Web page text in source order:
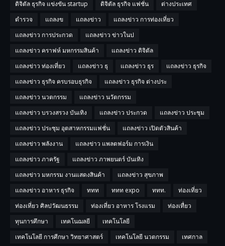
ดิจิตัล ธุรกิจ แข่งขัน startup
ดิจิตัล ธุรกิจ แฟชั่น
ต่างประเทศ
ตำรวจ
แถลงข แถลงข่าว
แถลงข่าว การท่องเที่ยว
แถลงข่าว การประกวด
แถลงข่าว ข่าวในป
แถลงข่าว คราฟห์ มหกรรมสินค้า
แถลงข่าว ดิจิตัล
แถลงข่าว ท่องเที่ยว
แถลงข่าว ธุ แถลงข่าว ธุร
แถลงข่าว ธุรกิจ
แถลงข่าว ธุรกิจ ครบรอบธุรกิจ
แถลงข่าว ธุรกิจ ต่างประ
แถลงข่าว นวตกรรม
แถลงข่าว นวัตกรรม
แถลงข่าว บรวงสรวง บันเทิง
แถลงข่าว ประกวด
แถลงข่าว ประชุม
แถลงข่าว ประชุม อุตสาหกรรมแฟชั่น
แถลงข่าว เปิดตัวสินค้า
แถลงข่าว พลังงาน
แถลงข่าว แพลตฟอร์ม การเงิน
แถลงข่าว ภาครัฐ
แถลงข่าว ภาพยนตร์ บันเทิง
แถลงข่าว มหกรรม งานแสดงสินค้า
แถลงข่าว สุขภาพ
แถลงข่าว อาหาร ธุรกิจ
ททท ททท expo ททท.
ท่องเที่ยว
ท่องเที่ยว ศิลปวัฒนธรรม
ท่องเที่ยว อาหาร โรงแรม
ท่องเทื่ยว
ทุนการศึกษา
เทคโนฌลยี
เทคโนโลยี
เทคโนโลยี การศีกษา วิทยาศาสตร์
เทคโนโลยี นวตกรรม
เทศกาล